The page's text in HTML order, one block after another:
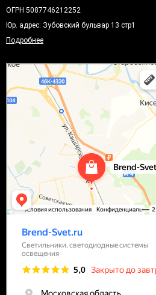
ОГРН 5087746212252
Юр. адрес: Зубовский бульвар 13 стр1
Подробнее